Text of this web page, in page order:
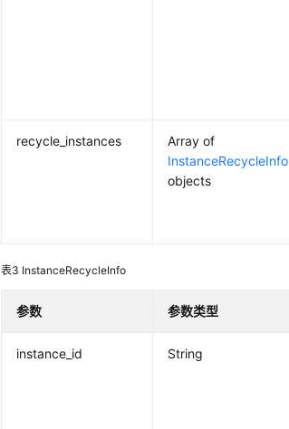
recycle_instances
Array of
InstanceRecycleInfo
objects
表3 InstanceRecycleInfo
参数 参数类型
instance_id String